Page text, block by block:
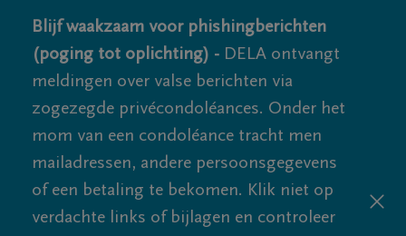
Blijf waakzaam voor phishingberichten
(poging tot oplichting) - DELA ontvangt
meldingen over valse berichten via
zogezegde privécondoléances. Onder het
mom van een condoléance tracht men
mailadressen, andere persoonsgegevens
of een betaling te bekomen. Klik niet op
verdachte links of bijlagen en controleer